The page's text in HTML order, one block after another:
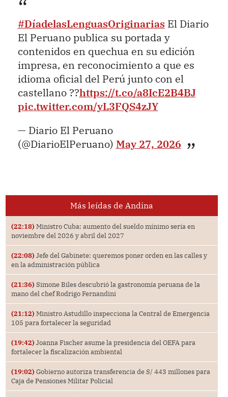
#DíadelasLenguasOriginarias El Diario
El Peruano publica su portada y
contenidos en quechua en su edición
impresa, en reconocimiento a que es
idioma oficial del Perú junto con el
castellano ??https://t.co/a8IcE2B4BJ
pic.twitter.com/yL3FQS4zJY
— Diario El Peruano
(@DiarioElPeruano) May 27, 2026
Más leídas de Andina
(22:18) Ministro Cuba: aumento del sueldo mínimo sería en
noviembre del 2026 y abril del 2027
(22:08) Jefe del Gabinete: queremos poner orden en las calles y
en la administración pública
(21:36) Simone Biles descubrió la gastronomía peruana de la
mano del chef Rodrigo Fernandini
(21:12) Ministro Astudillo inspecciona la Central de Emergencia
105 para fortalecer la seguridad
(19:42) Joanna Fischer asume la presidencia del OEFA para
fortalecer la fiscalización ambiental
(19:02) Gobierno autoriza transferencia de S/ 443 millones para
Caja de Pensiones Militar Policial